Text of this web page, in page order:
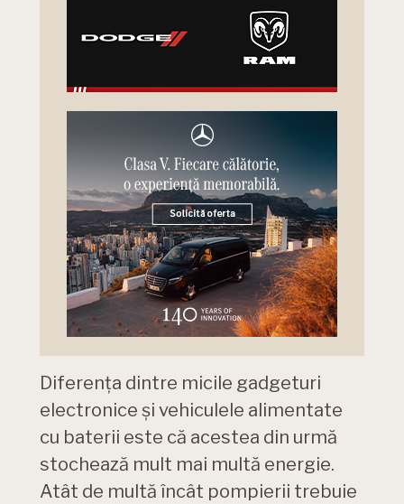
Diferența dintre micile gadgeturi
electronice și vehiculele alimentate
cu baterii este că acestea din urmă
stochează mult mai multă energie.
Atât de multă încât pompierii trebuie